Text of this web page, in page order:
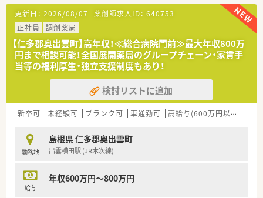
更新日： 2026/08/07 薬剤師求人ID： 640753
正社員
調剤薬局
【仁多郡奥出雲町】高年収！≪総合病院門前≫最大年収800万
円まで相談可能！全国展開薬局のグループチェーン・家賃手
当等の福利厚生・独立支援制度もあり！
検討リストに追加
新卒可 未経験可 ブランク可 車通勤可 高給与(600万円以上)
勤務地
島根県 仁多郡奥出雲町
出雲横田駅 (JR木次線)
給与
年収600万円～800万円